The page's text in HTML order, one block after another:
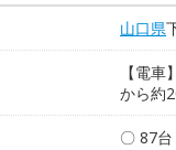
山口県
【電
から約
〇 87